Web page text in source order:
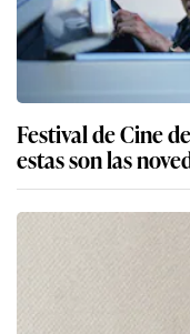
Festival de Cine
estas son las